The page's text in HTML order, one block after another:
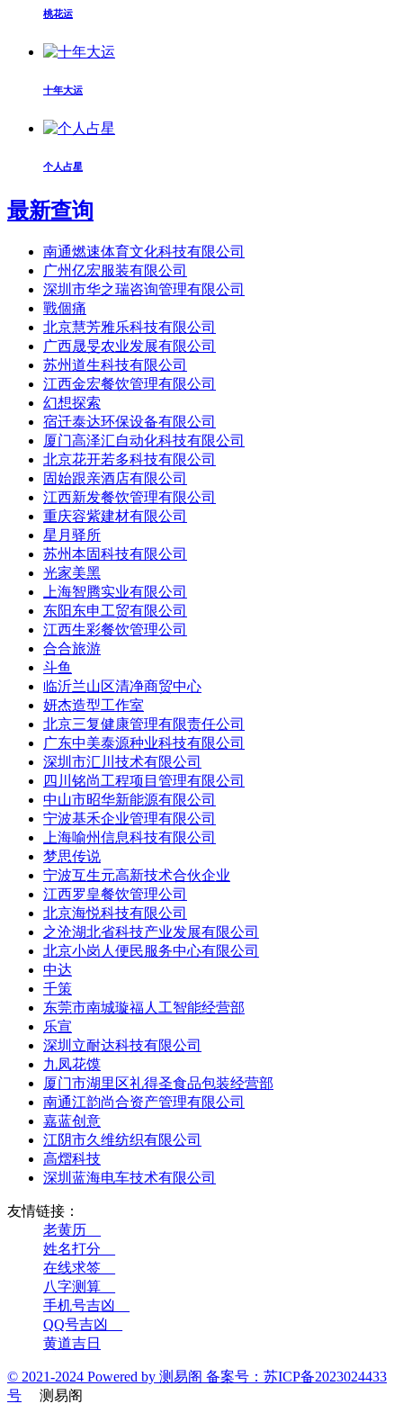
桃花运
十年大运
个人占星
最新查询
南通燃速体育文化科技有限公司
广州亿宏服装有限公司
深圳市华之瑞咨询管理有限公司
戰個痛
北京慧芳雅乐科技有限公司
广西晟旻农业发展有限公司
苏州道生科技有限公司
江西金宏餐饮管理有限公司
幻想探索
宿迁泰达环保设备有限公司
厦门高泽汇自动化科技有限公司
北京花开若多科技有限公司
固始跟亲酒店有限公司
江西新发餐饮管理有限公司
重庆容紫建材有限公司
星月驿所
苏州本固科技有限公司
光家美黑
上海智腾实业有限公司
东阳东申工贸有限公司
江西生彩餐饮管理公司
合合旅游
斗鱼
临沂兰山区清净商贸中心
妍杰造型工作室
北京三复健康管理有限责任公司
广东中美泰源种业科技有限公司
深圳市汇川技术有限公司
四川铭尚工程项目管理有限公司
中山市昭华新能源有限公司
宁波基禾企业管理有限公司
上海喻州信息科技有限公司
梦思传说
宁波互生元高新技术合伙企业
江西罗皇餐饮管理公司
北京海悦科技有限公司
之沧湖北省科技产业发展有限公司
北京小岗人便民服务中心有限公司
中达
千策
东莞市南城璇福人工智能经营部
乐宣
深圳立耐达科技有限公司
九凤花馍
厦门市湖里区礼得圣食品包装经营部
南通江韵尚合资产管理有限公司
嘉蓝创意
江阴市久维纺织有限公司
高熠科技
深圳蓝海电车技术有限公司
友情链接：
老黄历__
姓名打分__
在线求签__
八字测算__
手机号吉凶__
QQ号吉凶__
黄道吉日
© 2021-2024 Powered by 测易阁 备案号：苏ICP备2023024433
号 测易阁